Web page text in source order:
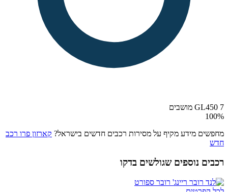
GL450 7 מושבים
100%
מחפשים מידע מקיף על מסירות רכבים חדשים בישראל? קארזון פרו רכב
חדש
רכבים נוספים שגולשים בדקו